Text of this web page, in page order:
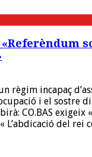
«Referèndum
règim incapaç
i el sostre
CO.BAS exigeix
L’abdicació del rei